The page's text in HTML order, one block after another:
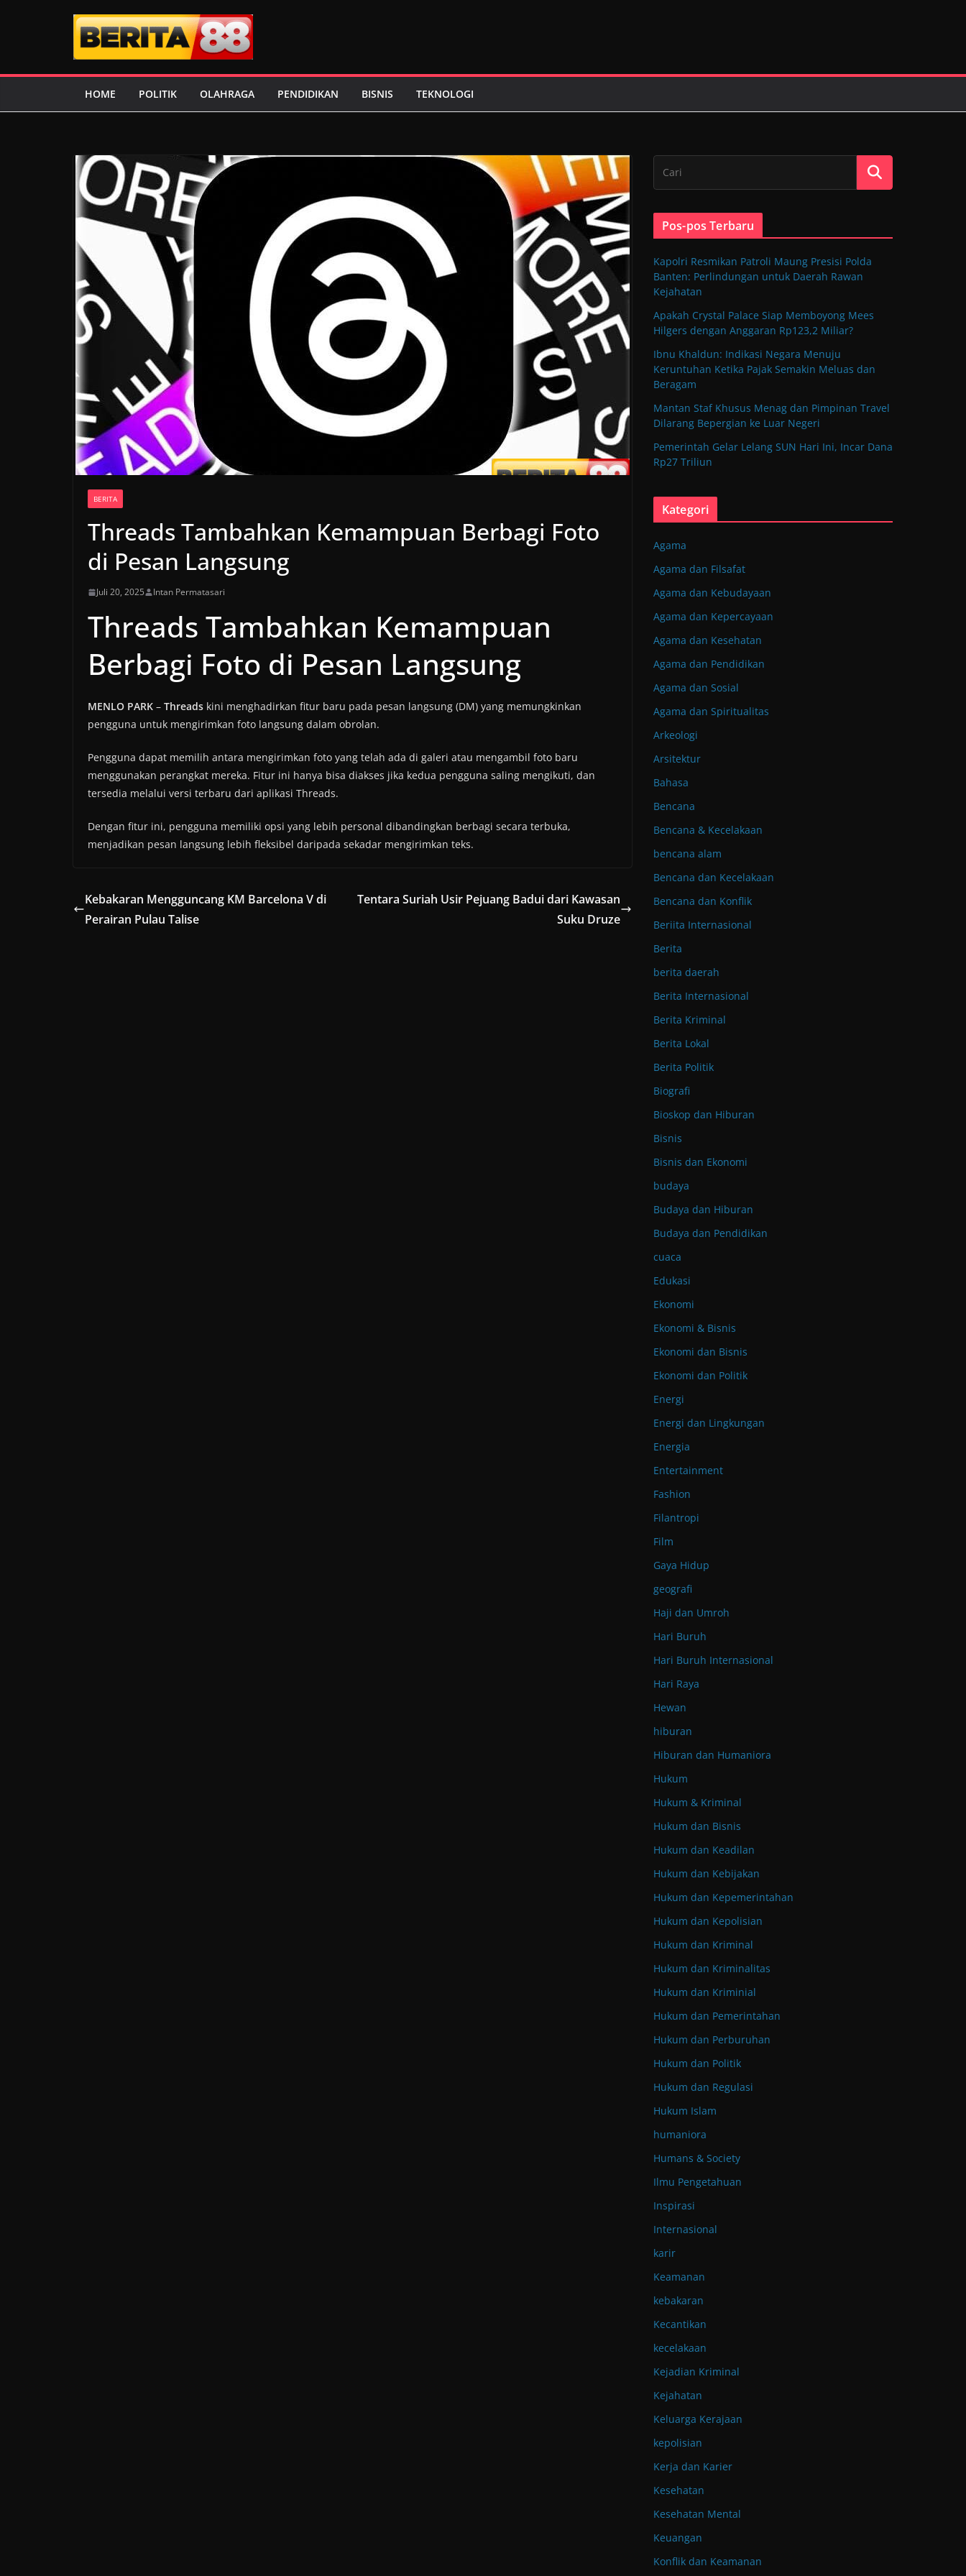
HOME POLITIK OLAHRAGA PENDIDIKAN BISNIS TEKNOLOGI
BERITA
Threads Tambahkan Kemampuan Berbagi Foto
di Pesan Langsung
Juli 20, 2025 Intan Permatasari
Threads Tambahkan Kemampuan
Berbagi Foto di Pesan Langsung
MENLO PARK – Threads kini menghadirkan fitur baru pada pesan langsung (DM) yang memungkinkan
pengguna untuk mengirimkan foto langsung dalam obrolan.
Pengguna dapat memilih antara mengirimkan foto yang telah ada di galeri atau mengambil foto baru
menggunakan perangkat mereka. Fitur ini hanya bisa diakses jika kedua pengguna saling mengikuti, dan
tersedia melalui versi terbaru dari aplikasi Threads.
Dengan fitur ini, pengguna memiliki opsi yang lebih personal dibandingkan berbagi secara terbuka,
menjadikan pesan langsung lebih fleksibel daripada sekadar mengirimkan teks.
Kebakaran Mengguncang KM Barcelona V di
Perairan Pulau Talise
Tentara Suriah Usir Pejuang Badui dari Kawasan
Suku Druze
Pos-pos Terbaru
Kapolri Resmikan Patroli Maung Presisi Polda
Banten: Perlindungan untuk Daerah Rawan
Kejahatan
Apakah Crystal Palace Siap Memboyong Mees
Hilgers dengan Anggaran Rp123,2 Miliar?
Ibnu Khaldun: Indikasi Negara Menuju
Keruntuhan Ketika Pajak Semakin Meluas dan
Beragam
Mantan Staf Khusus Menag dan Pimpinan Travel
Dilarang Bepergian ke Luar Negeri
Pemerintah Gelar Lelang SUN Hari Ini, Incar Dana
Rp27 Triliun
Kategori
Agama
Agama dan Filsafat
Agama dan Kebudayaan
Agama dan Kepercayaan
Agama dan Kesehatan
Agama dan Pendidikan
Agama dan Sosial
Agama dan Spiritualitas
Arkeologi
Arsitektur
Bahasa
Bencana
Bencana & Kecelakaan
bencana alam
Bencana dan Kecelakaan
Bencana dan Konflik
Beriita Internasional
Berita
berita daerah
Berita Internasional
Berita Kriminal
Berita Lokal
Berita Politik
Biografi
Bioskop dan Hiburan
Bisnis
Bisnis dan Ekonomi
budaya
Budaya dan Hiburan
Budaya dan Pendidikan
cuaca
Edukasi
Ekonomi
Ekonomi & Bisnis
Ekonomi dan Bisnis
Ekonomi dan Politik
Energi
Energi dan Lingkungan
Energia
Entertainment
Fashion
Filantropi
Film
Gaya Hidup
geografi
Haji dan Umroh
Hari Buruh
Hari Buruh Internasional
Hari Raya
Hewan
hiburan
Hiburan dan Humaniora
Hukum
Hukum & Kriminal
Hukum dan Bisnis
Hukum dan Keadilan
Hukum dan Kebijakan
Hukum dan Kepemerintahan
Hukum dan Kepolisian
Hukum dan Kriminal
Hukum dan Kriminalitas
Hukum dan Kriminial
Hukum dan Pemerintahan
Hukum dan Perburuhan
Hukum dan Politik
Hukum dan Regulasi
Hukum Islam
humaniora
Humans & Society
Ilmu Pengetahuan
Inspirasi
Internasional
karir
Keamanan
kebakaran
Kecantikan
kecelakaan
Kejadian Kriminal
Kejahatan
Keluarga Kerajaan
kepolisian
Kerja dan Karier
Kesehatan
Kesehatan Mental
Keuangan
Konflik dan Keamanan